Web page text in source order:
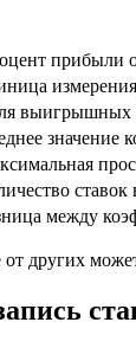
прибыли
выигрышных
значение
ставок
между
других